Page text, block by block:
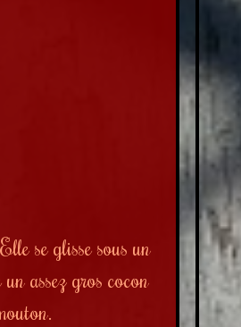
se glisse sous un
assez gros cocon